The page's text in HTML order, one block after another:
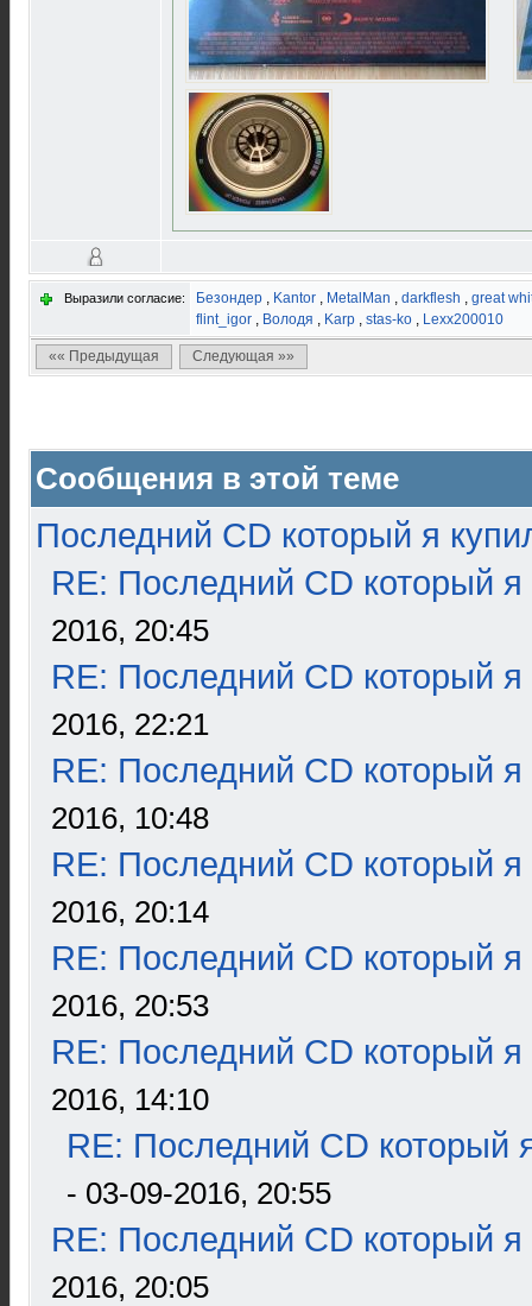
Выразили согласие: Безондер , Kantor , MetalMan , darkflesh , great
flint_igor , Володя , Karp , stas-ko , Lexx200010
«« Предыдущая Следующая »»
Сообщения в этой теме
Последний CD который я
RE: Последний CD который я
2016, 20:45
RE: Последний CD который я
2016, 22:21
RE: Последний CD который я
2016, 10:48
RE: Последний CD который я
2016, 20:14
RE: Последний CD который я
2016, 20:53
RE: Последний CD который я
2016, 14:10
RE: Последний CD который
- 03-09-2016, 20:55
RE: Последний CD который я
2016, 20:05